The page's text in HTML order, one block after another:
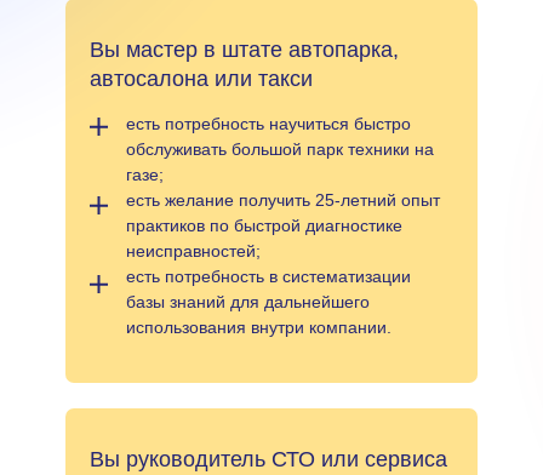
Вы мастер в штате автопарка,
автосалона или такси
есть потребность научиться быстро
обслуживать большой парк техники на
газе;
есть желание получить 25-летний опыт
практиков по быстрой диагностике
неисправностей;
есть потребность в систематизации
базы знаний для дальнейшего
использования внутри компании.
Вы руководитель СТО или сервиса